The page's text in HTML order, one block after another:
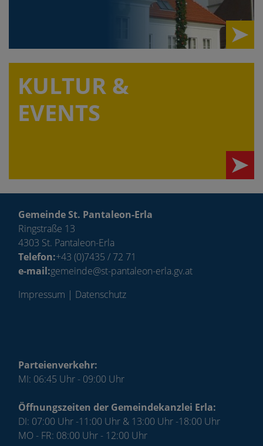
KULTUR &
EVENTS
Gemeinde St. Pantaleon-Erla
Ringstraße 13
4303 St. Pantaleon-Erla
Telefon:+43 (0)7435 / 72 71
e-mail:gemeinde@st-pantaleon-erla.gv.at
Impressum | Datenschutz
Parteienverkehr:
MI: 06:45 Uhr - 09:00 Uhr
Öffnungszeiten der Gemeindekanzlei Erla:
DI: 07:00 Uhr -11:00 Uhr & 13:00 Uhr -18:00 Uhr
MO - FR: 08:00 Uhr - 12:00 Uhr